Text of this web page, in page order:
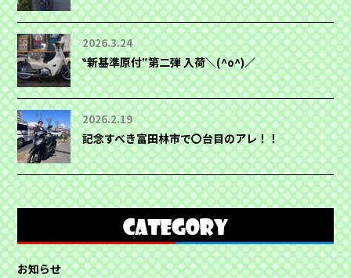
2026.3.24
‶新基準原付″第二弾 入荷＼(^o^)／
2026.2.19
記念すべき富田林市で〇台目のアレ！！
お知らせ